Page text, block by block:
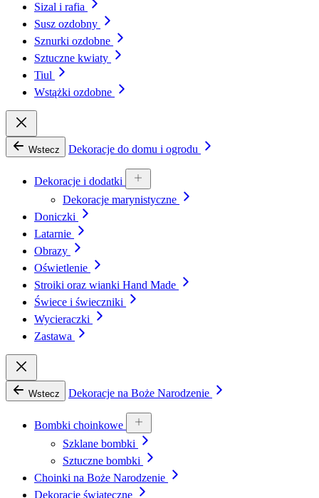
Sizal i rafia
Susz ozdobny
Sznurki ozdobne
Sztuczne kwiaty
Tiul
Wstążki ozdobne
Wstecz Dekoracje do domu i ogrodu
Dekoracje i dodatki
Dekoracje marynistyczne
Doniczki
Latarnie
Obrazy
Oświetlenie
Stroiki oraz wianki Hand Made
Świece i świeczniki
Wycieraczki
Zastawa
Wstecz Dekoracje na Boże Narodzenie
Bombki choinkowe
Szklane bombki
Sztuczne bombki
Choinki na Boże Narodzenie
Dekoracje świąteczne